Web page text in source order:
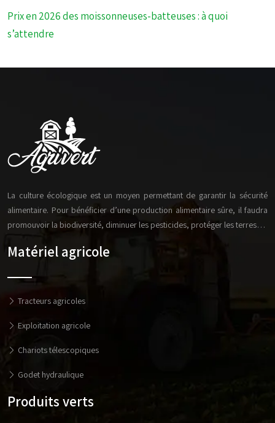
Prix en 2026 des moissonneuses-batteuses : à quoi
s’attendre
La culture écologique est un moyen permettant de garantir la sécurité
alimentaire. Pour bénéficier d’une production alimentaire sûre, il faudra
promouvoir la biodiversité, diminuer les pesticides, protéger les terres…
Matériel agricole
Tracteurs agricoles
Exploitation agricole
Chariots télescopiques
Godet hydraulique
Produits verts